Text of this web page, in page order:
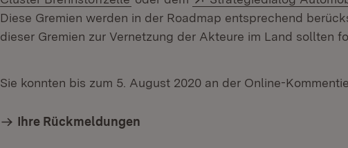
Diese Gremien werden in der Roadmap entsprechend
dieser Gremien zur Vernetzung der Akteure im Land sollten
Sie konnten bis zum 5. August 2020 an der Online-
Ihre Rückmeldungen